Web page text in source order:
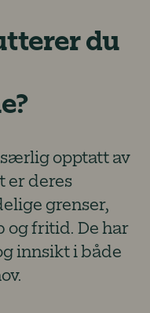
du
opptatt av
er deres
grenser,
og fritid. De har
innsikt i både